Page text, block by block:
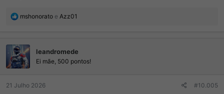
R
ç
õ
e
s
mshonorato e Azz01
leandromede
Ei mãe, 500 pontos!
21 Julho 2026 #10.005